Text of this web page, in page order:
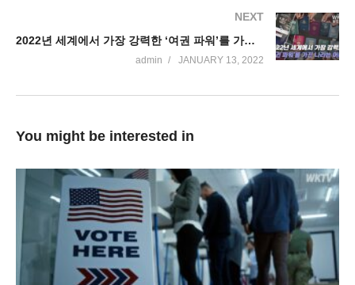
NEXT
2022년 세계에서 가장 강력한 ‘여권 파워’를 가진 나라는 어디?
admin JANUARY 13, 2022
You might be interested in